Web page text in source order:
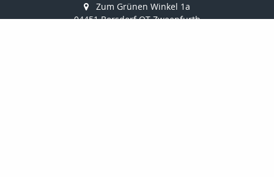
Zum Grünen Winkel 1a
04451 Borsdorf OT Zweenfurth